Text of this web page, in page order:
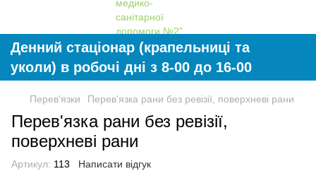
Денний стаціонар (крапельниці та
уколи) в робочі дні з 8-00 до 16-00
Перев'язки Перев'язка рани без ревізії, поверхневі рани
Перев'язка рани без ревізії,
поверхневі рани
Артикул: 113 Написати відгук